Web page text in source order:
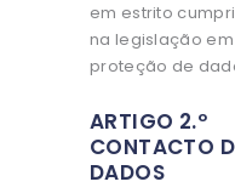
em estrito
na legislação
proteção de
ARTIGO 2.º
CONTACTO
DADOS